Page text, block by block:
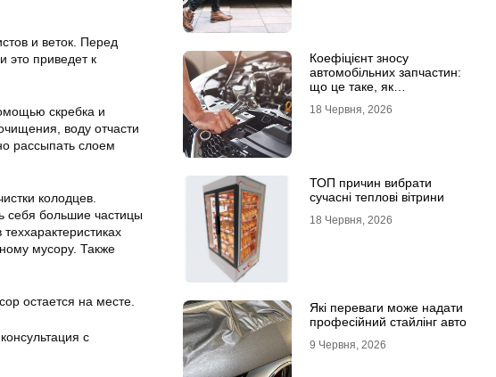
и веток. Перед
это приведет к
скребка и
воду отчасти
рассыпать слоем
колодцев.
себя большие частицы
мусору. Также
остается на месте.
с
Коефіцієнт зносу
автомобільних запчастин:
що це таке, як
впливає на страхові
18 Червня, 2026
ТОП причин вибрати
сучасні теплові вітрини
18 Червня, 2026
Які переваги може надати
професійний стайлінг авто
9 Червня, 2026